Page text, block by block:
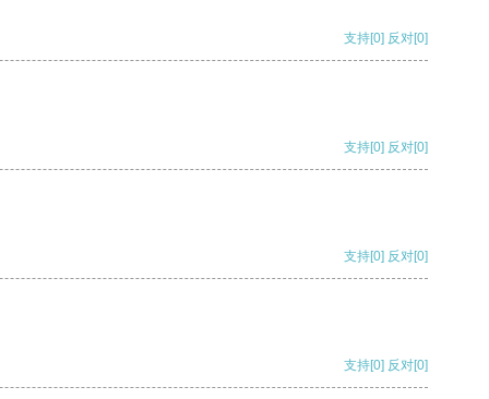
支持[0] 反对[0]
支持[0] 反对[0]
支持[0] 反对[0]
支持[0] 反对[0]